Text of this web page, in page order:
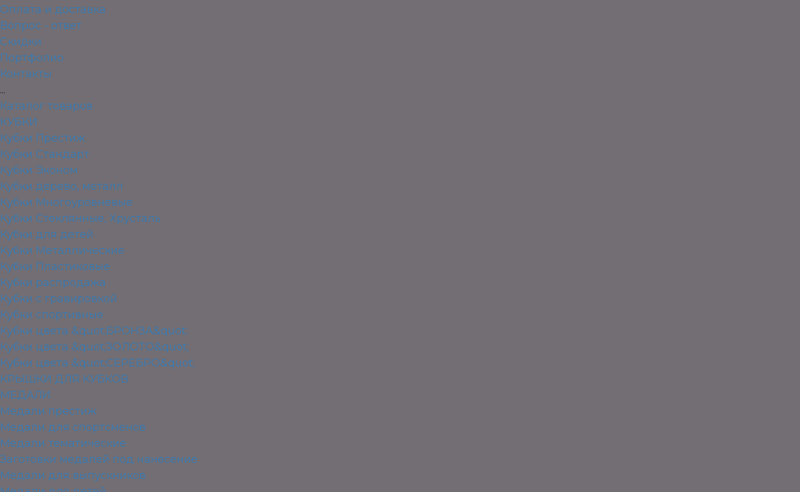
Оплата и доставка
Вопрос - ответ
Скидки
Портфолио
Контакты
...
Каталог товаров
КУБКИ
Кубки Престиж
Кубки Стандарт
Кубки Эконом
Кубки дерево, металл
Кубки Многоуровневые
Кубки Стеклянные, Хрусталь
Кубки для детей
Кубки Металлические
Кубки Пластиковые
Кубки распродажа
Кубки с гравировкой
Кубки спортивные
Кубки цвета &quot;БРОНЗА&quot;
Кубки цвета &quot;ЗОЛОТО&quot;
Кубки цвета &quot;СЕРЕБРО&quot;
КРЫШКИ ДЛЯ КУБКОВ
МЕДАЛИ
Медали престиж
Медали для спортсменов
Медали тематические
Заготовки медалей под нанесение
Медали для выпускников